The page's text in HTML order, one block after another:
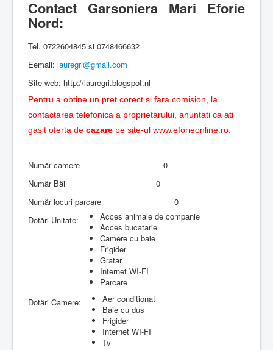
Contact Garsoniera Mari Eforie
Nord:
Tel. 0722604845 si 0748466632
Eemail: lauregri​@​gmail.com
Site web: http://lauregri.blogspot.nl
Pentru a obtine un pret corect si fara comision, la
contactarea telefonica a proprietarului, anuntati ca ati
gasit oferta de cazare pe site-ul www.eforieonline.ro
Număr camere
0
Număr Băi
0
Număr locuri parcare
0
Dotări Unitate:
Acces animale de companie
Acces bucatarie
Camere cu baie
Frigider
Gratar
Internet WI-FI
Parcare
Dotări Camere:
Aer conditionat
Baie cu dus
Frigider
Internet WI-FI
Tv